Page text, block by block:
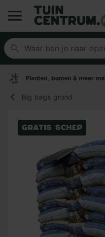
Logo
Planten, bomen & meer
Big bags grond
Gratis schep